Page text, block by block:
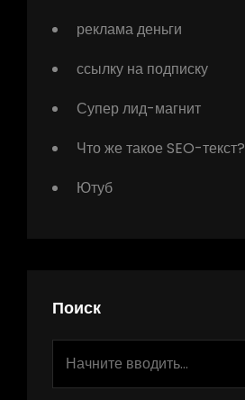
реклама деньги
ссылку на подписку
Супер лид-магнит
Что же такое SEO-текст?
Ютуб
Поиск